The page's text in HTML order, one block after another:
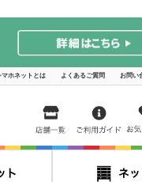
マホネットとは よくあるご質問 お問い